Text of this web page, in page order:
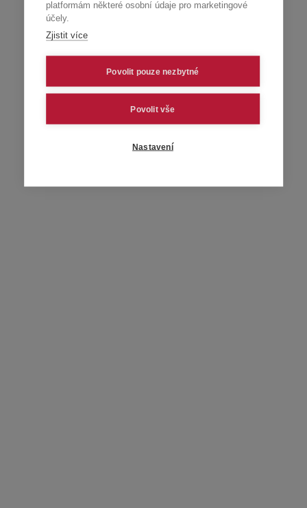
platformám některé osobní údaje pro marketingové
účely.
Zjistit více
Povolit pouze nezbytné
Povolit vše
Nastavení